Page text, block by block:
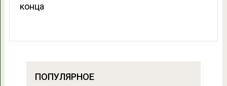
конца
ПОПУЛЯРНОЕ